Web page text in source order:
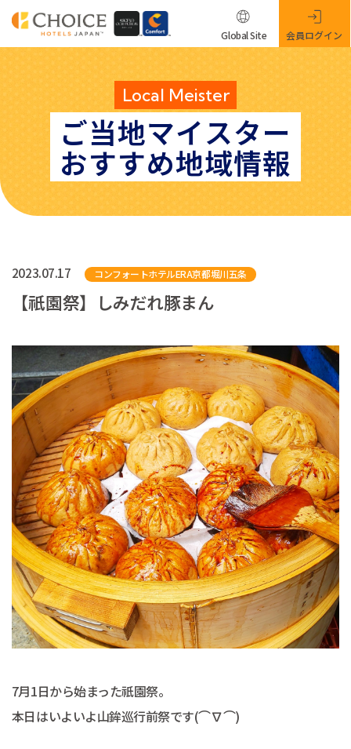
Local Meister
ご当地マイスター
おすすめ地域情報
Global Site 会員ログイン
2023.07.17 コンフォートホテルERA京都堀川五条
【祇園祭】しみだれ豚まん
7月1日から始まった祇園祭。
本日はいよいよ山鉾巡行前祭です(⌒∇⌒)